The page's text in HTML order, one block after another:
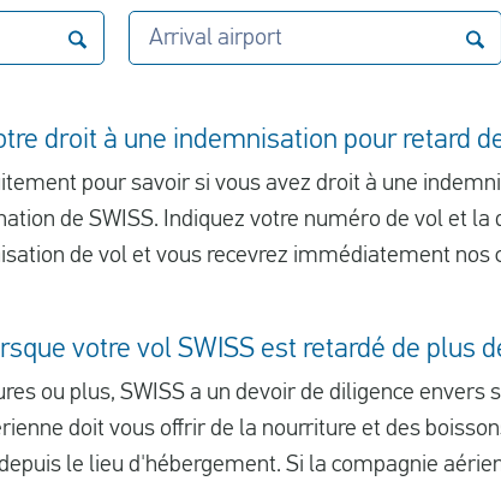
Arrival airport
droit à une indemnisation pour retard
pour savoir si vous avez droit à une
de SWISS. Indiquez votre numéro de vol et la
de vol et vous recevrez immédiatement nos
votre vol SWISS est retardé de plus
ou plus, SWISS a un devoir de diligence envers
doit vous offrir de la nourriture et des
le lieu d'hébergement. Si la compagnie